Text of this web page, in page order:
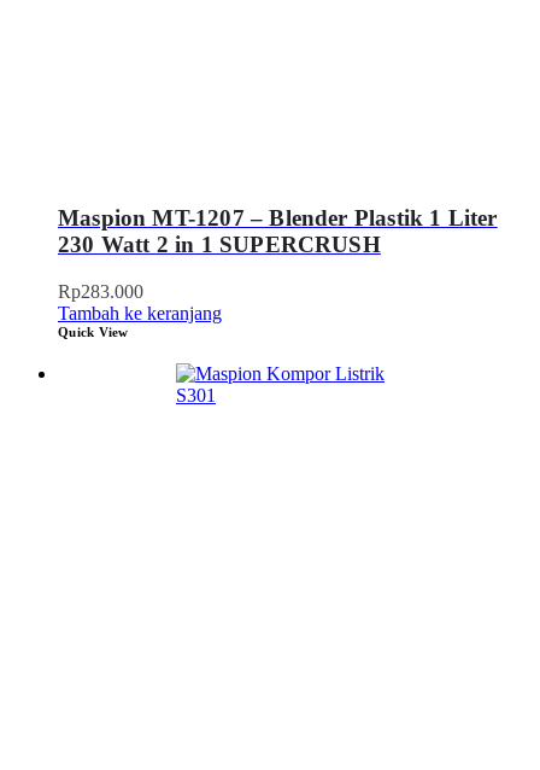
Maspion MT-1207 – Blender Plastik 1 Liter
230 Watt 2 in 1 SUPERCRUSH
Rp283.000
Tambah ke keranjang
Quick View